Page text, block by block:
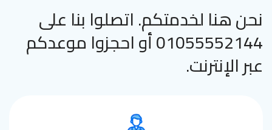
نحن هنا لخدمتكم. اتصلوا بنا على
01055552144 أو احجزوا موعدكم
عبر الإنترنت.